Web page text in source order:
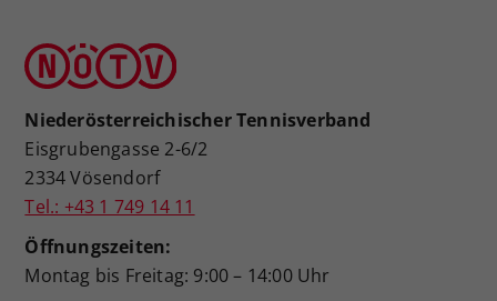
Niederösterreichischer Tennisverband
Eisgrubengasse 2-6/2
2334 Vösendorf
Tel.: +43 1 749 14 11
Öffnungszeiten:
Montag bis Freitag: 9:00 – 14:00 Uhr